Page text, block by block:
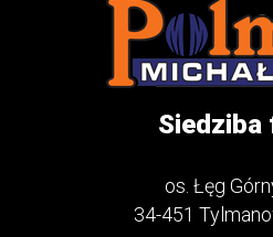
Siedziba
os. Łęg
34-451